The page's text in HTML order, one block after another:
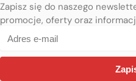
Zapisz się do naszego
promocje, oferty oraz